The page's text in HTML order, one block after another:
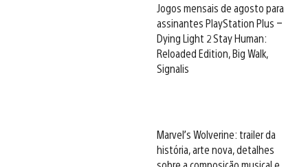
Jogos mensais de agosto para
assinantes PlayStation Plus –
Dying Light 2 Stay Human:
Reloaded Edition, Big Walk,
Signalis
Marvel’s Wolverine: trailer da
história, arte nova, detalhes